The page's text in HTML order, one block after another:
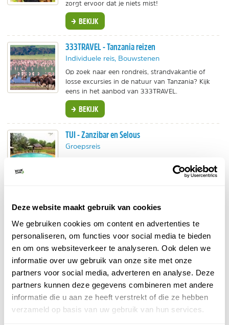
Deze website maakt gebruik van cookies
We gebruiken cookies om content en advertenties te
personaliseren, om functies voor social media te bieden
en om ons websiteverkeer te analyseren. Ook delen we
informatie over uw gebruik van onze site met onze
partners voor social media, adverteren en analyse. Deze
partners kunnen deze gegevens combineren met andere
informatie die u aan ze heeft verstrekt of die ze hebben
verzameld op basis van uw gebruik van hun services.
zorgt ervoor dat je niets mist!
BEKIJK
333TRAVEL - Tanzania reizen
Individuele reis, Bouwstenen
Op zoek naar een rondreis, strandvakantie of
losse excursies in de natuur van Tanzania? Kijk
eens in het aanbod van 333TRAVEL.
BEKIJK
TUI - Zanzibar en Selous
Groepsreis
Off-road game drives, wandelen en boottocht. En
Riksja Travel - Maak kennis met de Masai
Individuele reis
Duurzaam reizen, dat betekent ook contact met
de lokale bevolking. Overnachten doe je in een
BEKIJK
Koning Aap - Groepsreizen Tanzania & Kenia